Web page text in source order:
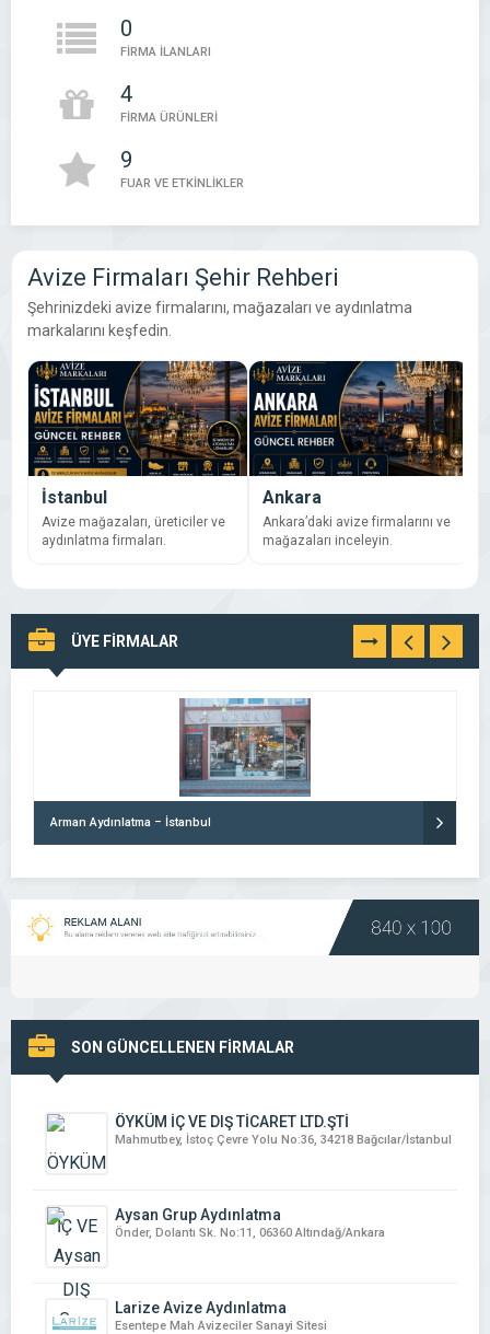
0
FİRMA İLANLARI
4
FİRMA ÜRÜNLERİ
9
FUAR VE ETKİNLİKLER
Avize Firmaları Şehir Rehberi
Şehrinizdeki avize firmalarını, mağazaları ve aydınlatma
markalarını keşfedin.
İstanbul
Avize mağazaları, üreticiler ve
aydınlatma firmaları.
Ankara
Ankara’daki avize firmalarını ve
mağazaları inceleyin.
ÜYE FİRMALAR TÜMÜNÜ
GÖR
Arman Aydınlatma – İstanbul
SON GÜNCELLENEN FİRMALAR
ÖYKÜM İÇ VE DIŞ TİCARET LTD.ŞTİ
Mahmutbey, İstoç Çevre Yolu No:36, 34218 Bağcılar/İstanbul
Aysan Grup Aydınlatma
Önder, Dolantı Sk. No:11, 06360 Altındağ/Ankara
Larize Avize Aydınlatma
Esentepe Mah Avizeciler Sanayi Sitesi